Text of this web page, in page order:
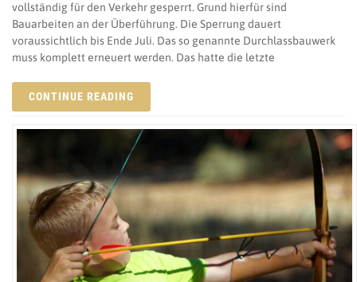
vollständig für den Verkehr gesperrt. Grund hierfür sind
Bauarbeiten an der Überführung. Die Sperrung dauert
voraussichtlich bis Ende Juli. Das so genannte Durchlassbauwerk
muss komplett erneuert werden. Das hatte die letzte
CONTINUE READING